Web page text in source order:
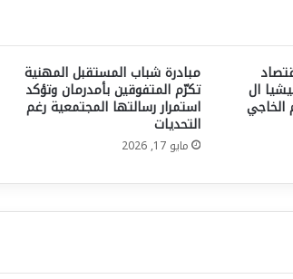
من
قبل
مليشيا
آل
ال
الخاجي
مبادرة شباب المستقبل المهنية
تكرّم المتفوقين بأمدرمان وتؤكد
استمرار رسالتها المجتمعية رغم
التحديات
مايو 17, 2026